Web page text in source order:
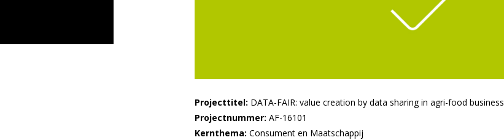
Projecttitel: DATA-FAIR: value creation by data sharing in agri-food business
Projectnummer: AF-16101
Kernthema: Consument en Maatschappij